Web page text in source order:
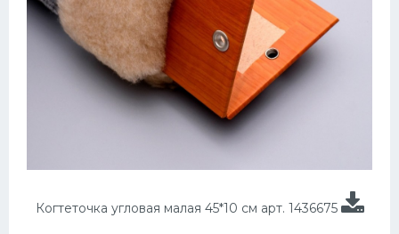
Когтеточка угловая малая 45*10 см арт. 1436675